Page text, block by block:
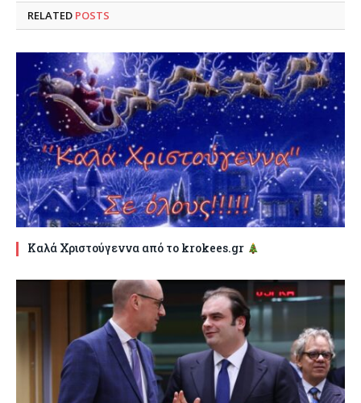
RELATED POSTS
Καλά Χριστούγεννα από το krokees.gr